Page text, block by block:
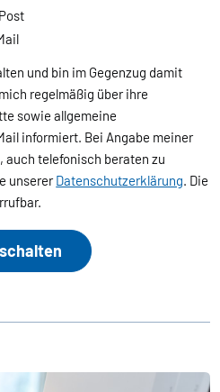
und bin im Gegenzug damit
regelmäßig über ihre
sowie allgemeine
informiert. Bei Angabe meiner
auch telefonisch beraten zu
unsererDatenschutzerklärung. Die